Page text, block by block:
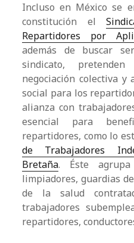
Incluso en México se
constitución el
Repartidores por
además de buscar
sindicato,
negociación colectiva y
social para los
alianza con
esencial para
repartidores, como lo
de Trabajadores
Bretaña. Éste
limpiadores, guardias
de la salud
trabajadores
repartidores,